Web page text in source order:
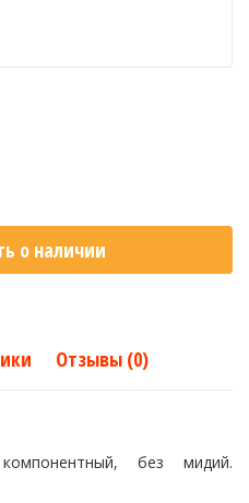
о наличии
Отзывы (0)
без мидий.